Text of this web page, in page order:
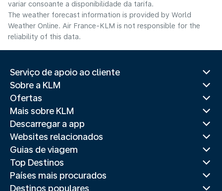
variar consoante a disponibilidade da tarifa.
The weather forecast information is provided by World
Weather Online. Air France-KLM is not responsible for the
reliability of this data.
Serviço de apoio ao cliente
Sobre a KLM
Ofertas
Mais sobre KLM
Descarregar a app
Websites relacionados
Guias de viagem
Top Destinos
Países mais procurados
Destinos populares